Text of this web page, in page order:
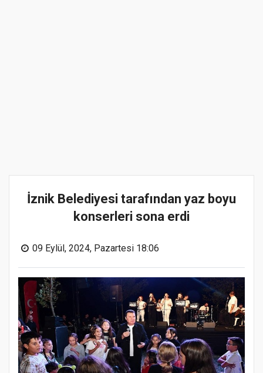
İznik Belediyesi tarafından yaz boyu
konserleri sona erdi
09 Eylül, 2024, Pazartesi 18:06